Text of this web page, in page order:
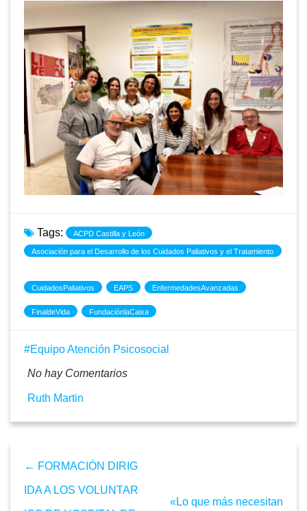
Tags: ACPD Castilla y León
Asociación para el Desarrollo de los Cuidados Paliativos y el Tratamiento
CuidadosPaliativos EAPS EnfermedadesAvanzadas
FinaldeVida FundaciónlaCaixa
Equipo Atención Psicosocial
No hay Comentarios
Ruth Martin
← FORMACIÓN DIRIG
IDA A LOS VOLUNTAR
«Lo que más necesitan